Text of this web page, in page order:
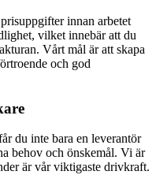
innan arbetet
vilket innebär att du
Vårt mål är att skapa
och god
du inte bara en leverantör
behov och önskemål. Vi är
är vår viktigaste drivkraft.